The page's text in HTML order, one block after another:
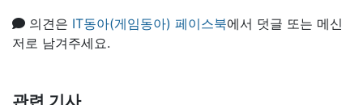
의견은 IT동아(게임동아) 페이스북에서 덧글 또는 메신
저로 남겨주세요.
관련 기사